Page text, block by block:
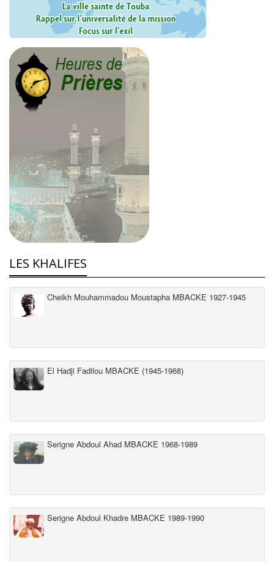
LES KHALIFES
Cheikh Mouhammadou Moustapha MBACKE 1927-1945
El Hadji Fadilou MBACKE (1945-1968)
Serigne Abdoul Ahad MBACKE 1968-1989
Serigne Abdoul Khadre MBACKE 1989-1990